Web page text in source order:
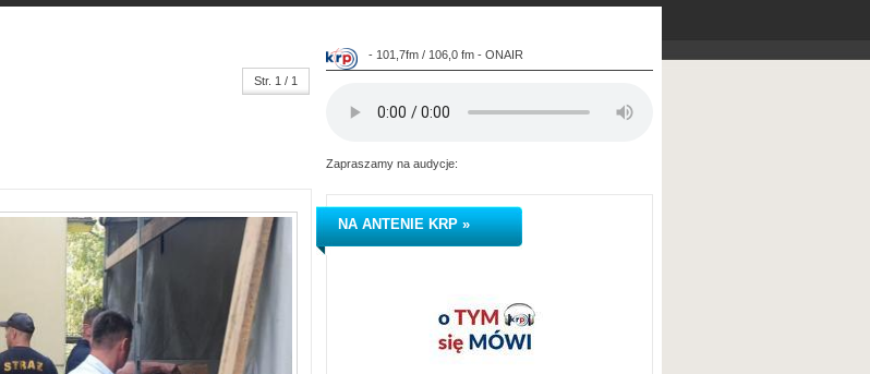
Str. 1 / 1
- 101,7fm / 106,0 fm - ONAIR
Zapraszamy na audycje:
NA ANTENIE KRP »